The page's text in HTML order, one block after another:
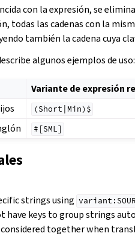
con la expresión, se
todas las cadenas con la
también la cadena cuya
algunos ejemplos de uso:
Variante de expresión
(Short|Min)$
#[SML]
strings using
have keys to group strings
together when